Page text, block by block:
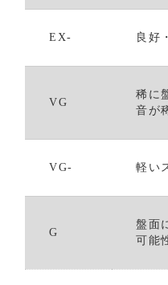
EX- 良好
VG
稀に
音が
VG- 軽い
G
盤面
可能